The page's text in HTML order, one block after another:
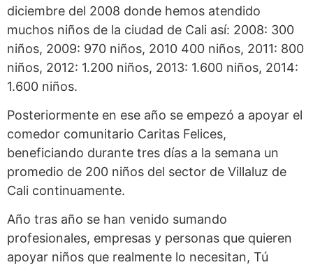
diciembre del 2008 donde hemos atendido
muchos niños de la ciudad de Cali así: 2008: 300
niños, 2009: 970 niños, 2010 400 niños, 2011: 800
niños, 2012: 1.200 niños, 2013: 1.600 niños, 2014:
1.600 niños.
Posteriormente en ese año se empezó a apoyar el
comedor comunitario Caritas Felices,
beneficiando durante tres días a la semana un
promedio de 200 niños del sector de Villaluz de
Cali continuamente.
Año tras año se han venido sumando
profesionales, empresas y personas que quieren
apoyar niños que realmente lo necesitan, Tú